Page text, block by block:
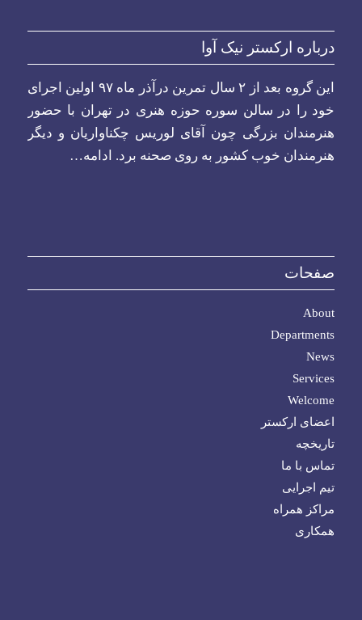
درباره ارکستر نیک آوا
این گروه بعد از ۲ سال تمرین درآذر ماه ۹۷ اولین اجرای
خود را در سالن سوره حوزه هنری در تهران با حضور
هنرمندان بزرگی چون آقای لوریس چکناواریان و دیگر
هنرمندان خوب کشور به روی صحنه برد. ادامه…
صفحات
About
Departments
News
Services
Welcome
اعضای ارکستر
تاریخچه
تماس با ما
تیم اجرایی
مراکز همراه
همکاری